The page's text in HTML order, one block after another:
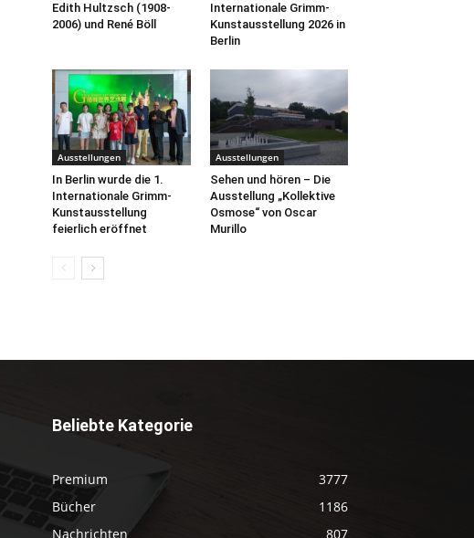
Edith Hultzsch (1908-
2006) und René Böll
Internationale Grimm-
Kunstausstellung 2026 in
Berlin
Ausstellungen
In Berlin wurde die 1.
Internationale Grimm-
Kunstausstellung
feierlich eröffnet
Ausstellungen
Sehen und hören – Die
Ausstellung „Kollektive
Osmose“ von Oscar
Murillo
Beliebte Kategorie
Premium
3777
Bücher
1186
Nachrichten
807